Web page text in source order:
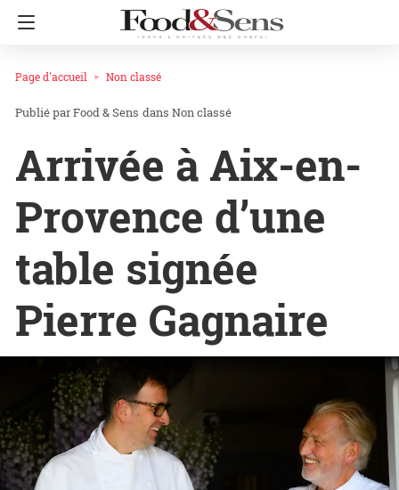
Page d'accueil Non classé
Food & Sens dans Non classé
Arrivée à Aix-en-
Provence d’une
table signée
Pierre Gagnaire